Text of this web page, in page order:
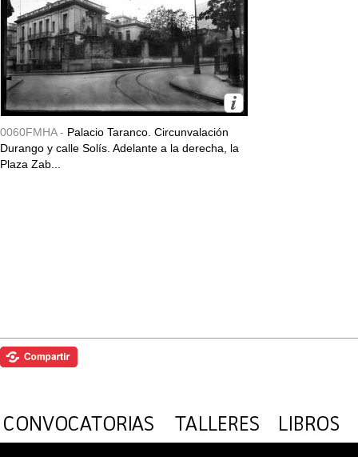
0060FMHA - Palacio Taranco. Circunvalación
Durango y calle Solís. Adelante a la derecha, la
Plaza Zab...